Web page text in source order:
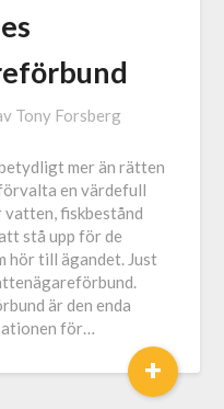
Tony Forsberg
mer än rätten
en värdefull
fiskbestånd
stå upp för de
hör till ägandet. Just
är den enda
för…
+